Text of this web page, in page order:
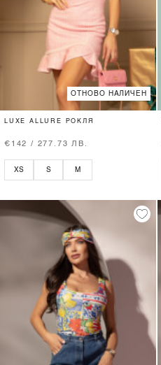
ОТНОВО НАЛИЧЕН
LUXE ALLURE РОКЛЯ
€142 / 277.73 ЛВ.
XS S M